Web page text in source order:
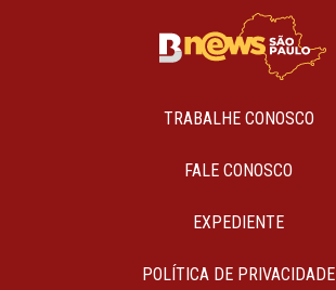
TRABALHE CONOSCO
FALE CONOSCO
EXPEDIENTE
POLÍTICA DE PRIVACIDADE